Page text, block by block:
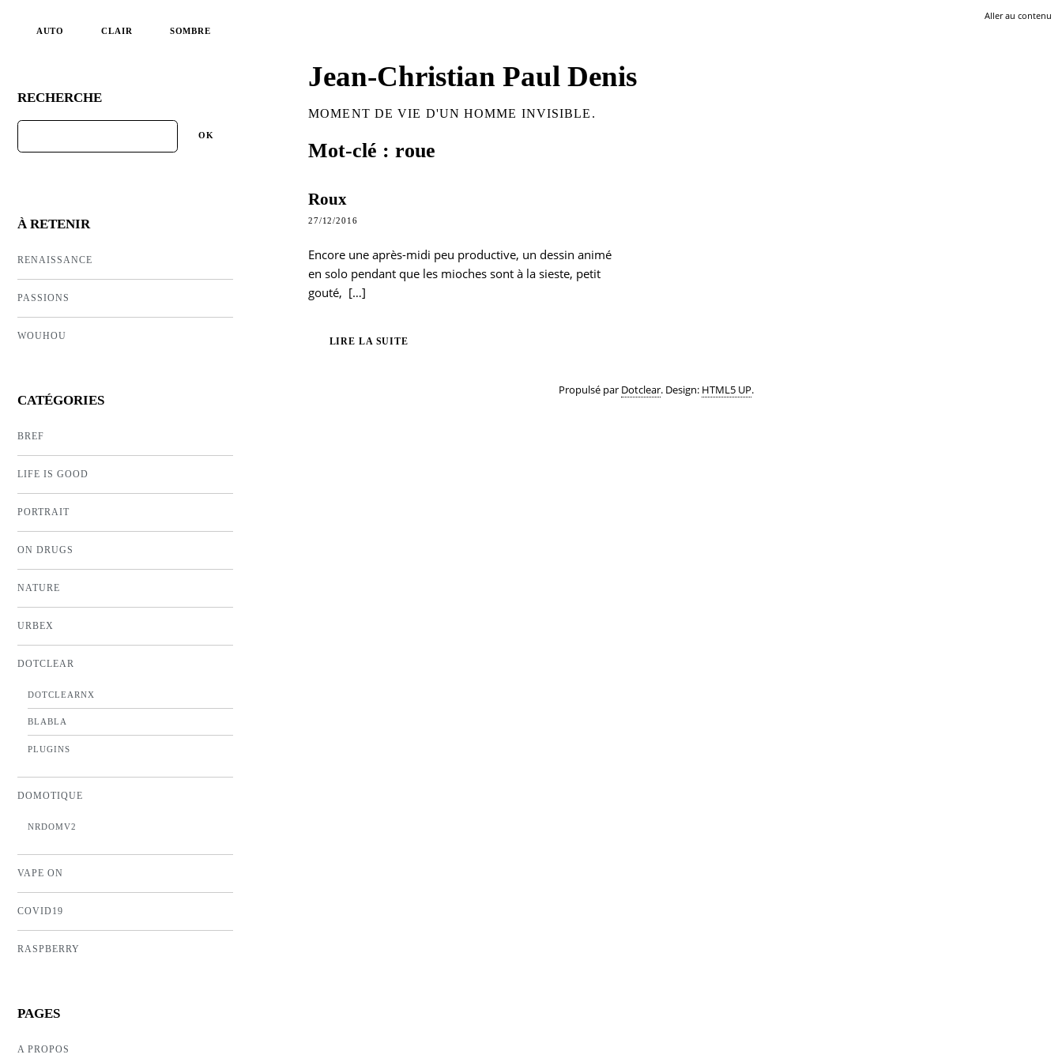
Aller au contenu
AUTO CLAIR SOMBRE
RECHERCHE
À RETENIR
RENAISSANCE
PASSIONS
WOUHOU
CATÉGORIES
BREF
LIFE IS GOOD
PORTRAIT
ON DRUGS
NATURE
URBEX
DOTCLEAR
DOTCLEARNX
BLABLA
PLUGINS
DOMOTIQUE
NRDOMV2
VAPE ON
COVID19
RASPBERRY
PAGES
A PROPOS
Jean-Christian Paul Denis
MOMENT DE VIE D'UN HOMME INVISIBLE.
Mot-clé : roue
Roux
27/12/2016
Encore une après-midi peu productive, un dessin animé
en solo pendant que les mioches sont à la sieste, petit
gouté, […]
LIRE LA SUITE
Propulsé par Dotclear. Design: HTML5 UP.